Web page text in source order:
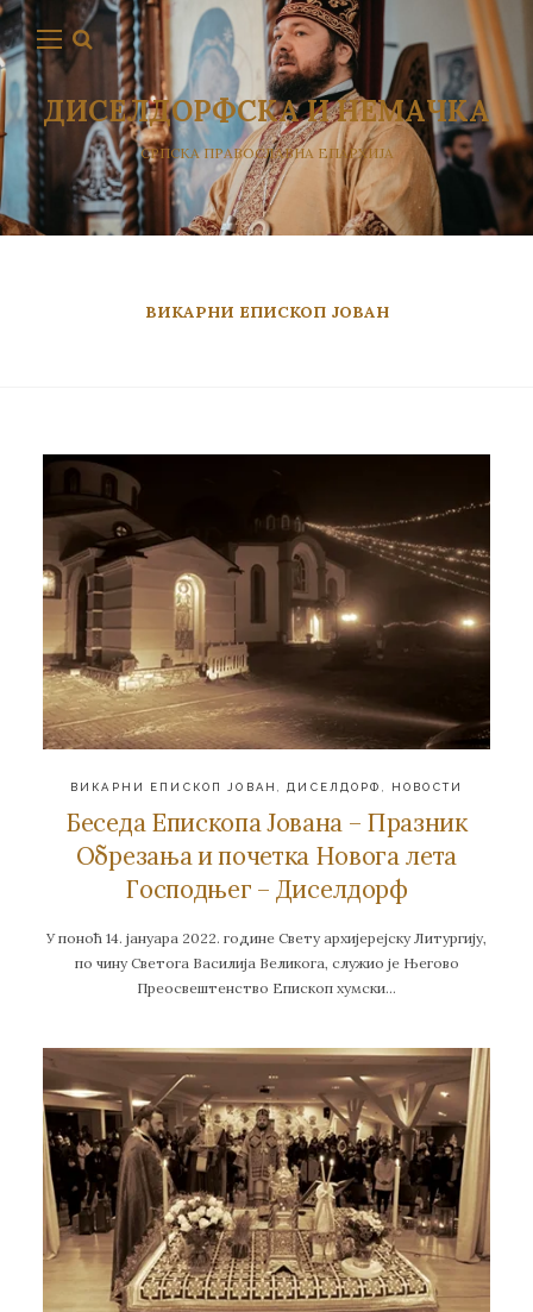
ДИСЕЛДОРФСКА И НЕМАЧКА
СРПСКА ПРАВОСЛАВНА ЕПАРХИЈА
ВИКАРНИ ЕПИСКОП ЈОВАН
ВИКАРНИ ЕПИСКОП ЈОВАН ,ДИСЕЛДОРФ НОВОСТИ
Беседа Епископа Јована – Празник
Обрезања и почетка Новога лета
Господњег – Диселдорф
У поноћ 14. јануара 2022. године Свету архијерејску Литургију,
по чину Светога Василија Великога, служио је Његово
Преосвештенство Епископ хумски…